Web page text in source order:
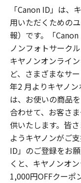
「Canon ID」は、
用いただくための
報）です。「
ノンフォトサーク
キヤノンオンライ
ど、さまざまなサ
年2 月よりキヤノ
は、お使いの商品
合わせて、お客さ
供いたします。皆
ようキヤノンがご
ID」のご登録をお
くと、キヤノンオ
1,000円OFFクーポ